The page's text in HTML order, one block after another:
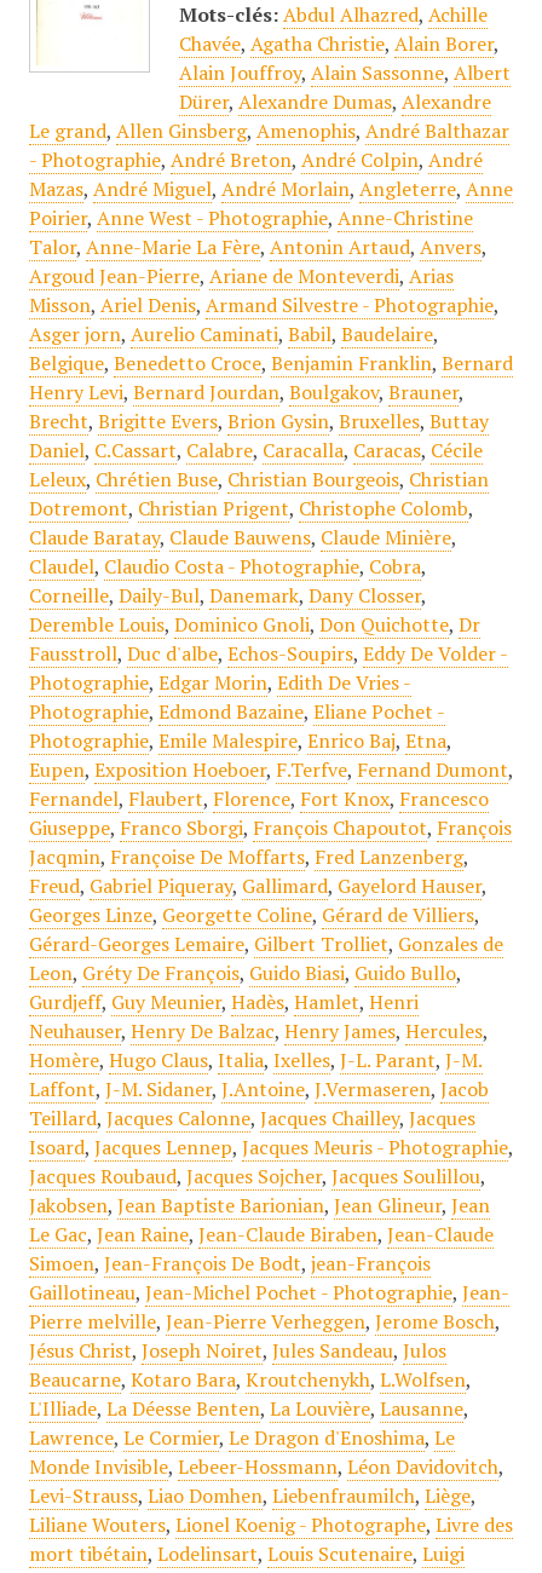
Mots-clés: Abdul Alhazred, Achille
Chavée, Agatha Christie, Alain Borer,
Alain Jouffroy, Alain Sassonne, Albert
Dürer, Alexandre Dumas, Alexandre
Le grand, Allen Ginsberg, Amenophis, André Balthazar
- Photographie, André Breton, André Colpin, André
Mazas, André Miguel, André Morlain, Angleterre, Anne
Poirier, Anne West - Photographie, Anne-Christine
Talor, Anne-Marie La Fère, Antonin Artaud, Anvers,
Argoud Jean-Pierre, Ariane de Monteverdi, Arias
Misson, Ariel Denis, Armand Silvestre - Photographie,
Asger jorn, Aurelio Caminati, Babil, Baudelaire,
Belgique, Benedetto Croce, Benjamin Franklin, Bernard
Henry Levi, Bernard Jourdan, Boulgakov, Brauner,
Brecht, Brigitte Evers, Brion Gysin, Bruxelles, Buttay
Daniel, C.Cassart, Calabre, Caracalla, Caracas, Cécile
Leleux, Chrétien Buse, Christian Bourgeois, Christian
Dotremont, Christian Prigent, Christophe Colomb,
Claude Baratay, Claude Bauwens, Claude Minière,
Claudel, Claudio Costa - Photographie, Cobra,
Corneille, Daily-Bul, Danemark, Dany Closser,
Deremble Louis, Dominico Gnoli, Don Quichotte, Dr
Fausstroll, Duc d'albe, Echos-Soupirs, Eddy De Volder -
Photographie, Edgar Morin, Edith De Vries -
Photographie, Edmond Bazaine, Eliane Pochet -
Photographie, Emile Malespire, Enrico Baj, Etna,
Eupen, Exposition Hoeboer, F.Terfve, Fernand Dumont,
Fernandel, Flaubert, Florence, Fort Knox, Francesco
Giuseppe, Franco Sborgi, François Chapoutot, François
Jacqmin, Françoise De Moffarts, Fred Lanzenberg,
Freud, Gabriel Piqueray, Gallimard, Gayelord Hauser,
Georges Linze, Georgette Coline, Gérard de Villiers,
Gérard-Georges Lemaire, Gilbert Trolliet, Gonzales de
Leon, Gréty De François, Guido Biasi, Guido Bullo,
Gurdjeff, Guy Meunier, Hadès, Hamlet, Henri
Neuhauser, Henry De Balzac, Henry James, Hercules,
Homère, Hugo Claus, Italia, Ixelles, J-L. Parant, J-M.
Laffont, J-M. Sidaner, J.Antoine, J.Vermaseren, Jacob
Teillard, Jacques Calonne, Jacques Chailley, Jacques
Isoard, Jacques Lennep, Jacques Meuris - Photographie,
Jacques Roubaud, Jacques Sojcher, Jacques Soulillou,
Jakobsen, Jean Baptiste Barionian, Jean Glineur, Jean
Le Gac, Jean Raine, Jean-Claude Biraben, Jean-Claude
Simoen, Jean-François De Bodt, jean-François
Gaillotineau, Jean-Michel Pochet - Photographie, Jean-
Pierre melville, Jean-Pierre Verheggen, Jerome Bosch,
Jésus Christ, Joseph Noiret, Jules Sandeau, Julos
Beaucarne, Kotaro Bara, Kroutchenykh, L.Wolfsen,
L'Illiade, La Déesse Benten, La Louvière, Lausanne,
Lawrence, Le Cormier, Le Dragon d'Enoshima, Le
Monde Invisible, Lebeer-Hossmann, Léon Davidovitch,
Levi-Strauss, Liao Domhen, Liebenfraumilch, Liège,
Liliane Wouters, Lionel Koenig - Photographe, Livre des
mort tibétain, Lodelinsart, Louis Scutenaire, Luigi